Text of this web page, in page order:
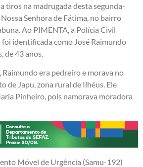
tiros na madrugada desta segunda-
Senhora de Fátima, no bairro
Ao PIMENTA, a Polícia Civil
identificada como José Raimundo
de 43 anos.
Raimundo era pedreiro e morava no
de Japu, zona rural de Ilhéus. Ele
Pinheiro, pois namorava moradora
Móvel de Urgência (Samu-192)